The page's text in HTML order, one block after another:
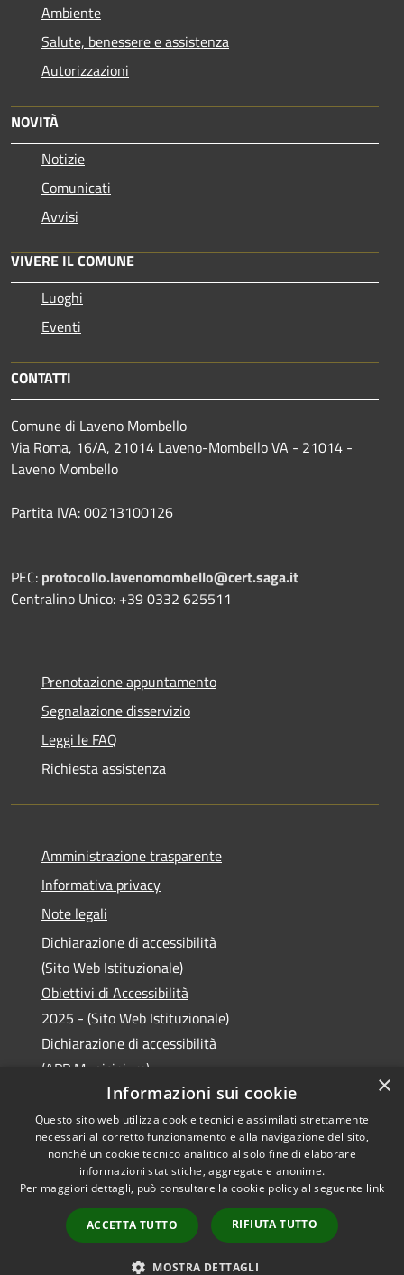
Ambiente
Salute, benessere e assistenza
Autorizzazioni
NOVITÀ
Notizie
Comunicati
Avvisi
VIVERE IL COMUNE
Luoghi
Eventi
CONTATTI
Comune di Laveno Mombello
Via Roma, 16/A, 21014 Laveno-Mombello VA - 21014 -
Laveno Mombello
Partita IVA: 00213100126
PEC: protocollo.lavenomombello@cert.saga.it
Centralino Unico: +39 0332 625511
Prenotazione appuntamento
Segnalazione disservizio
Leggi le FAQ
Richiesta assistenza
Amministrazione trasparente
Informativa privacy
Note legali
Dichiarazione di accessibilità
(Sito Web Istituzionale)
Obiettivi di Accessibilità
2025 - (Sito Web Istituzionale)
Dichiarazione di accessibilità
(APP Municipium)
Accessibilità
Privacy
Mappa del sito
Copyright © 2026 • Comune di
Laveno Mombello • Powered
Municipium •Accesso
redazione
×
Informazioni sui cookie
Questo sito web utilizza cookie tecnici e assimilati strettamente
necessari al corretto funzionamento e alla navigazione del sito,
nonché un cookie tecnico analitico al solo fine di elaborare
informazioni statistiche, aggregate e anonime.
Per maggiori dettagli, può consultare la cookie policy al seguente link
ACCETTA TUTTO RIFIUTA TUTTO
MOSTRA DETTAGLI